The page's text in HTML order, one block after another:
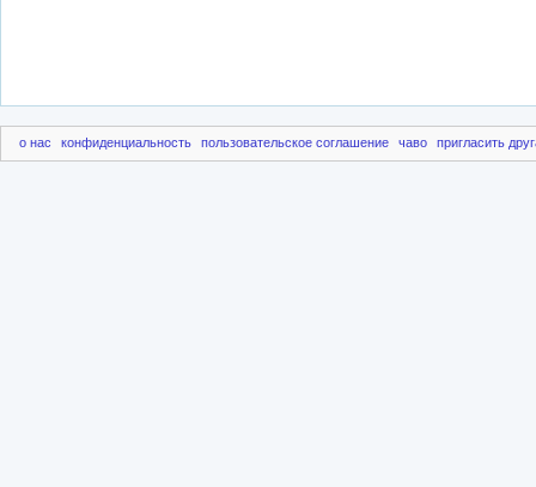
о нас конфиденциальность пользовательское соглашение чаво пригласить